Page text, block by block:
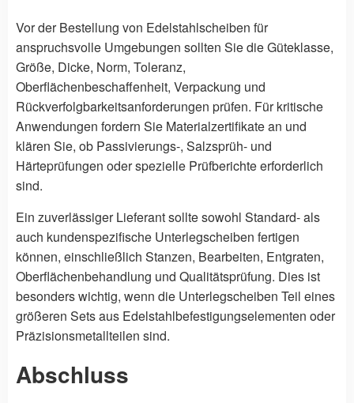
Vor der Bestellung von Edelstahlscheiben für
anspruchsvolle Umgebungen sollten Sie die Güteklasse,
Größe, Dicke, Norm, Toleranz,
Oberflächenbeschaffenheit, Verpackung und
Rückverfolgbarkeitsanforderungen prüfen. Für kritische
Anwendungen fordern Sie Materialzertifikate an und
klären Sie, ob Passivierungs-, Salzsprüh- und
Härteprüfungen oder spezielle Prüfberichte erforderlich
sind.
Ein zuverlässiger Lieferant sollte sowohl Standard- als
auch kundenspezifische Unterlegscheiben fertigen
können, einschließlich Stanzen, Bearbeiten, Entgraten,
Oberflächenbehandlung und Qualitätsprüfung. Dies ist
besonders wichtig, wenn die Unterlegscheiben Teil eines
größeren Sets aus Edelstahlbefestigungselementen oder
Präzisionsmetallteilen sind.
Abschluss